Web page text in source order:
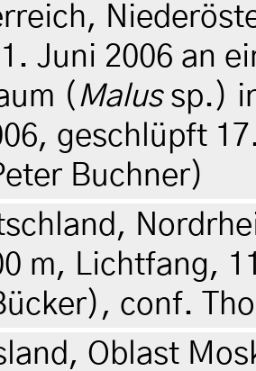
1. Juni 2006 an
( Malussp.)
geschlüpft
Buchner)
m, Lichtfang,
conf.
Oblast